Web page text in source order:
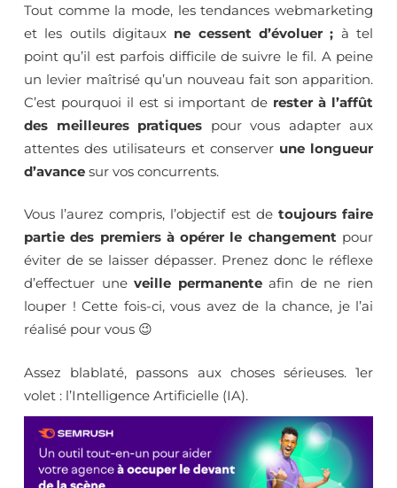
Tout comme la mode, les tendances webmarketing
et les outils digitaux ne cessent d’évoluer ; à tel
point qu’il est parfois difficile de suivre le fil. A peine
un levier maîtrisé qu’un nouveau fait son apparition.
C’est pourquoi il est si important de rester à l’affût
des meilleures pratiques pour vous adapter aux
attentes des utilisateurs et conserver une longueur
d’avance sur vos concurrents.
Vous l’aurez compris, l’objectif est de toujours faire
partie des premiers à opérer le changementpour
éviter de se laisser dépasser. Prenez donc le réflexe
d’effectuer uneveille permanenteafin de ne rien
louper ! Cette fois-ci, vous avez de la chance, je l’ai
réalisé pour vous 😉
Assez blablaté, passons aux choses sérieuses. 1er
volet : l’Intelligence Artificielle (IA).